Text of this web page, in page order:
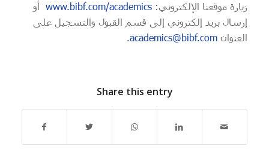
زيارة موقعنا الإلكتروني: www.bibf.com/academicsأو
إرسال بريد إلكتروني إلى قسم القبول والتسجيل على
العنوان academics@bibf.com
.
Share this entry